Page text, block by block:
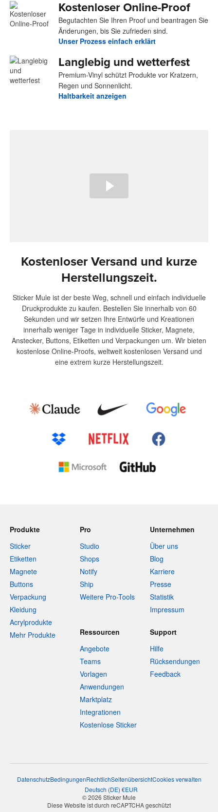
Kostenloser Online-Proof
Begutachten Sie Ihren Proof und beantragen Sie
Änderungen, bis Sie zufrieden sind.
Unser Prozess einfach erklärt
Langlebig und wetterfest
Premium-Vinyl schützt Produkte vor Kratzern,
Regen und Sonnenlicht.
Haltbarkeit anzeigen
Kostenloser Versand und kurze
Herstellungszeit.
Sticker Mule ist der beste Weg, schnell und einfach individuelle
Druckprodukte zu kaufen. Bestellen Sie innerhalb von 60
Sekunden und wir setzen Ihre Entwürfe und Kreationen
innerhalb weniger Tage in individuelle Sticker, Magnete,
Anstecker, Buttons, Etiketten und Verpackungen um. Wir bieten
kostenlose Online-Proofs, weltweit kostenlosen Versand und
eine extrem kurze Herstellungszeit.
Produkte
Sticker
Etiketten
Magnete
Buttons
Verpackung
Kleidung
Acrylprodukte
Mehr Produkte
Pro
Studio
Shops
Notify
Ship
Weitere Pro-Tools
Unternehmen
Über uns
Blog
Karriere
Presse
Statistik
Impressum
Ressourcen
Angebote
Teams
Vorlagen
Anwendungen
Marktplatz
Integrationen
Kostenlose Sticker
Support
Hilfe
Rücksendungen
Feedback
DatenschutzBedingungenRechtlichSeitenübersichtCookies verwalten
Deutsch (DE) €EUR
© 2026 Sticker Mule
Diese Website ist durch reCAPTCHA geschützt